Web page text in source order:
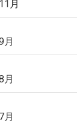
月
月
月
月